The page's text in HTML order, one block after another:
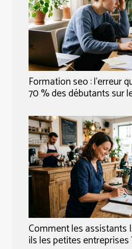
Formation seo : l’erreur
70 % des débutants sur
Comment les assistants
ils les petites entreprises